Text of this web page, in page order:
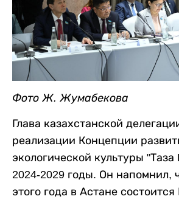
Фото Ж. Жумабекова
Глава казахстанской
реализации Концепции
экологической культуры "Таза
2024-2029 годы. Он напомнил,
этого года в Астане